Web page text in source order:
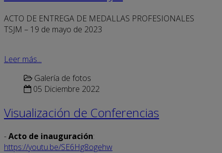
ACTO DE ENTREGA DE MEDALLAS PROFESIONALES
TSJM – 19 de mayo de 2023
Leer más...
Galería de fotos
05 Diciembre 2022
Visualización de Conferencias
-Acto de inauguración:
https://youtu.be/SE6Hg8ogehw